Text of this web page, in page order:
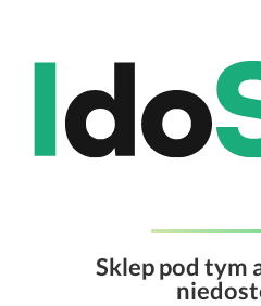
Sklep pod tym